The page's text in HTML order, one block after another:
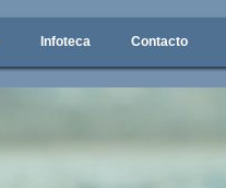
Infoteca Contacto